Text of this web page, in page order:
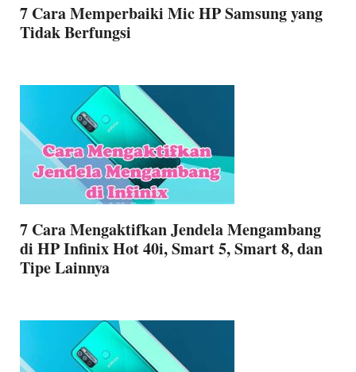
7 Cara Memperbaiki Mic HP Samsung yang
Tidak Berfungsi
7 Cara Mengaktifkan Jendela Mengambang
di HP Infinix Hot 40i, Smart 5, Smart 8, dan
Tipe Lainnya